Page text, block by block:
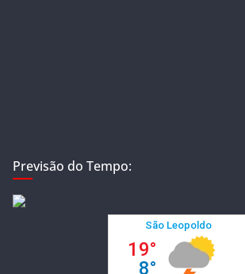
Previsão do Tempo: